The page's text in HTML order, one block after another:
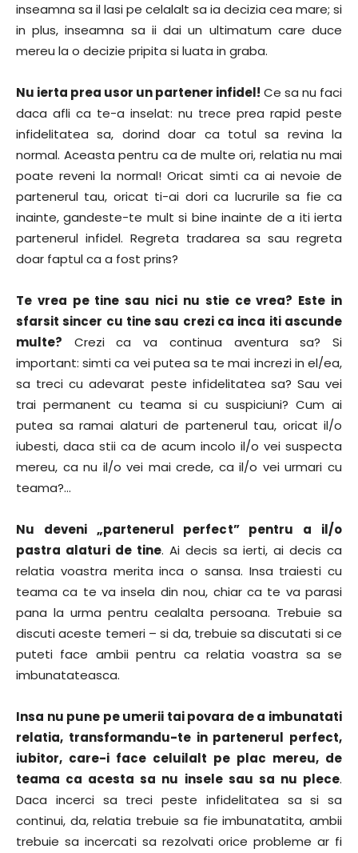
inseamna sa il lasi pe celalalt sa ia decizia cea mare; si
in plus, inseamna sa ii dai un ultimatum care duce
mereu la o decizie pripita si luata in graba.
Nu ierta prea usor un partener infidel! Ce sa nu faci
daca afli ca te-a inselat: nu trece prea rapid peste
infidelitatea sa, dorind doar ca totul sa revina la
normal. Aceasta pentru ca de multe ori, relatia nu mai
poate reveni la normal! Oricat simti ca ai nevoie de
partenerul tau, oricat ti-ai dori ca lucrurile sa fie ca
inainte, gandeste-te mult si bine inainte de a iti ierta
partenerul infidel. Regreta tradarea sa sau regreta
doar faptul ca a fost prins?
Te vrea pe tine sau nici nu stie ce vrea? Este in
sfarsit sincer cu tine sau crezi ca inca iti ascunde
multe? Crezi ca va continua aventura sa? Si
important: simti ca vei putea sa te mai increzi in el/ea,
sa treci cu adevarat peste infidelitatea sa? Sau vei
trai permanent cu teama si cu suspiciuni? Cum ai
putea sa ramai alaturi de partenerul tau, oricat il/o
iubesti, daca stii ca de acum incolo il/o vei suspecta
mereu, ca nu il/o vei mai crede, ca il/o vei urmari cu
teama?…
Nu deveni „partenerul perfect” pentru a il/o
pastra alaturi de tine. Ai decis sa ierti, ai decis ca
relatia voastra merita inca o sansa. Insa traiesti cu
teama ca te va insela din nou, chiar ca te va parasi
pana la urma pentru cealalta persoana. Trebuie sa
discuti aceste temeri – si da, trebuie sa discutati si ce
puteti face ambii pentru ca relatia voastra sa se
imbunatateasca.
Insa nu pune pe umerii tai povara de a imbunatati
relatia, transformandu-te in partenerul perfect,
iubitor, care-i face celuilalt pe plac mereu, de
teama ca acesta sa nu insele sau sa nu plece.
Daca incerci sa treci peste infidelitatea sa si sa
continui, da, relatia trebuie sa fie imbunatatita, ambii
trebuie sa incercati sa rezolvati orice probleme ar fi